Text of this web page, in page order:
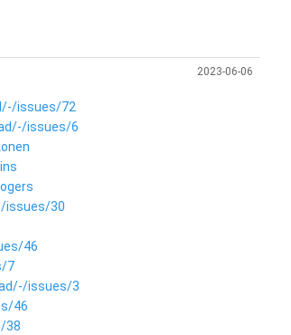
2023-06-06
issues/72
issues/6
issues/30
46
7
issues/3
46
38